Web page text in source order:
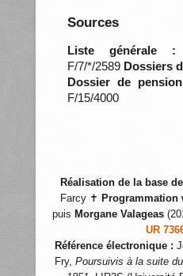
Sources
Liste générale :
F/7/*/2589 Dossiers
Dossier de pension
F/15/4000
Réalisation de la base
Farcy ✝ Programmation
puis Morgane Valageas
UR
Référence électronique :
Fry, Poursuivis à la suite